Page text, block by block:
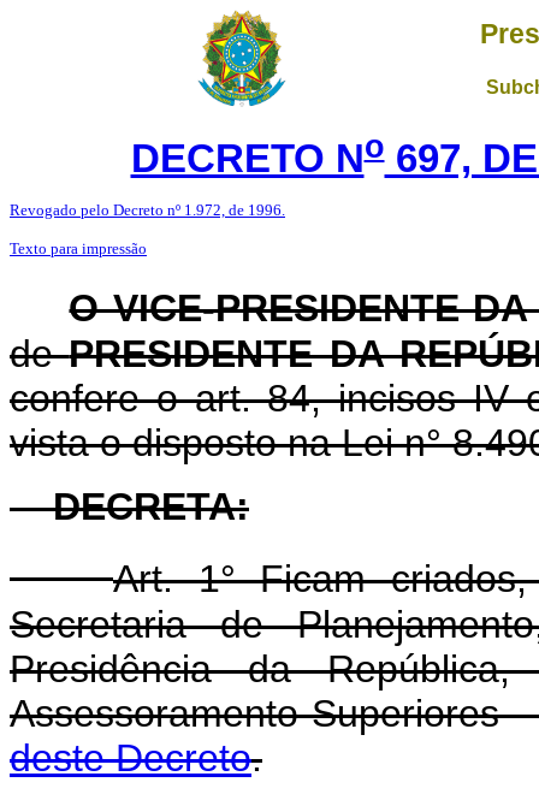
DECRETO No697,
Revogado pelo Decreto nº 1.972, de 1996.
Texto para impressão
O VICE-PRESIDENTE
dePRESIDENTE DA
confere o art. 84, incisos IV
vista o disposto na Lei n°
DECRETA:
Art. 1° Ficam
Secretaria de
Presidência da
Assessoramento Superiores
deste Decreto.